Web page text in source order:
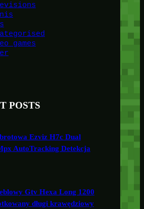
games
POSTS
Ezviz H7c Dual
AutoTracking Detekcja
Gtv Hexa Long 1200
długi krawędziowy